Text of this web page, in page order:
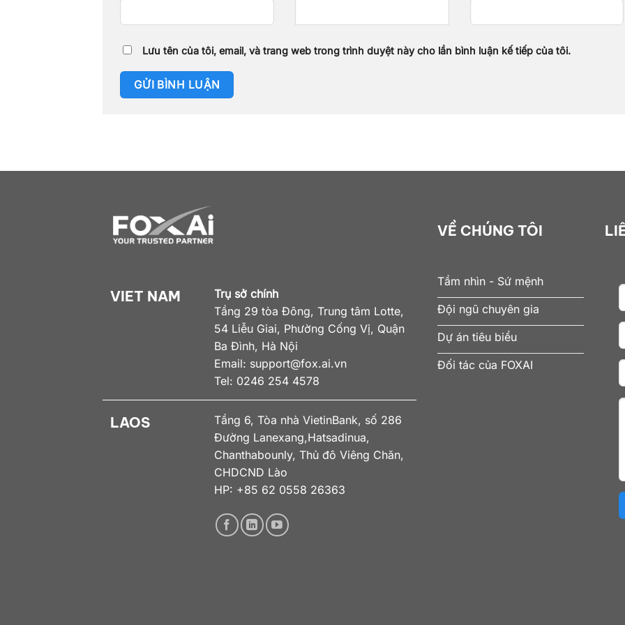
Lưu tên của tôi, email, và trang web trong trình duyệt này cho lần bình luận kế tiếp của tôi.
VIET NAM
Trụ sở chính
Tầng 29 tòa Đông, Trung tâm Lotte,
54 Liễu Giai, Phường Cống Vị, Quận
Ba Đình, Hà Nội
Email: support@fox.ai.vn
Tel: 0246 254 4578
LAOS
Tầng 6, Tòa nhà VietinBank, số 286
Đường Lanexang,Hatsadinua,
Chanthabounly, Thủ đô Viêng Chăn,
CHDCND Lào
HP: +85 62 0558 26363
VỀ CHÚNG TÔI
Tầm nhìn - Sứ mệnh
Đội ngũ chuyên gia
Dự án tiêu biểu
Đối tác của FOXAI